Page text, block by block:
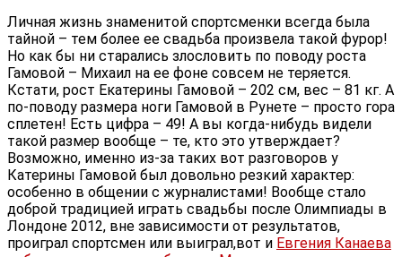
Личная жизнь знаменитой спортсменки всегда была
тайной – тем более ее свадьба произвела такой фурор!
Но как бы ни старались злословить по поводу роста
Гамовой – Михаил на ее фоне совсем не теряется.
Кстати, рост Екатерины Гамовой – 202 см, вес – 81 кг. А
по-поводу размера ноги Гамовой в Рунете – просто гора
сплетен! Есть цифра – 49! А вы когда-нибудь видели
такой размер вообще – те, кто это утверждает?
Возможно, именно из-за таких вот разговоров у
Катерины Гамовой был довольно резкий характер:
особенно в общении с журналистами! Вообще стало
доброй традицией играть свадьбы после Олимпиады в
Лондоне 2012, вне зависимости от результатов,
проиграл спортсмен или выиграл,вот и Евгения Канаева